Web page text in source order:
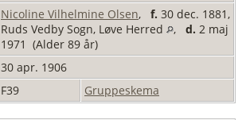
Nicoline Vilhelmine Olsen, f. 30 dec. 1881,
Ruds Vedby Sogn, Løve Herred
, d. 2 maj
1971 (Alder 89 år)
30 apr. 1906
F39 Gruppeskema